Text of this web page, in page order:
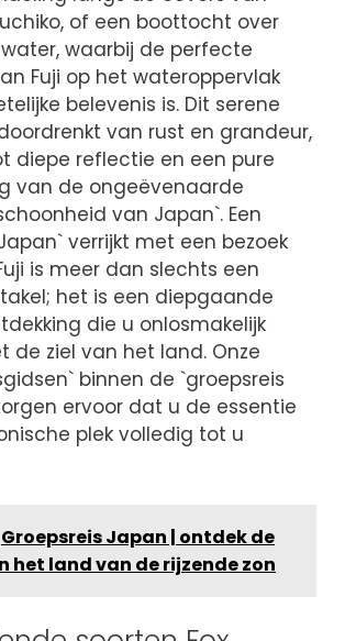
of een boottocht over
waarbij de perfecte
Fuji op het wateroppervlak
belevenis is. Dit serene
van rust en grandeur,
diepe reflectie en een pure
van de ongeëvenaarde
van Japan`. Een
verrijkt met een bezoek
is meer dan slechts een
het is een diepgaande
die u onlosmakelijk
de ziel van het land. Onze
binnen de `groepsreis
ervoor dat u de essentie
plek volledig tot u
Groepsreis Japan | ontdek de
het land van de rijzende zon